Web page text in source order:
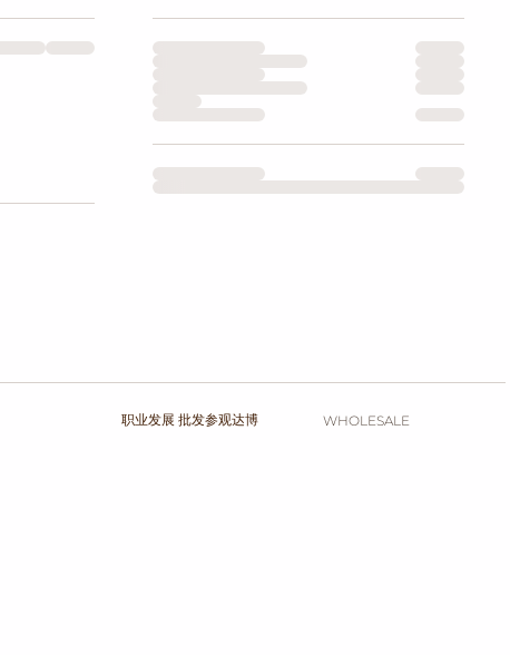
职业发展 批发参观达博 WHOLESALE